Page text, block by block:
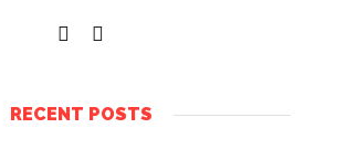
RECENT POSTS